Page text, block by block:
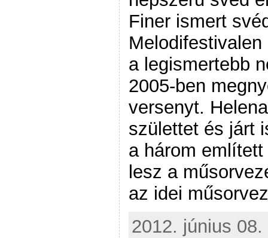
Finer ismert
a legismertebb
2005-ben
versenyt.
születtet és járt
a három
lesz a
az idei
2012. június